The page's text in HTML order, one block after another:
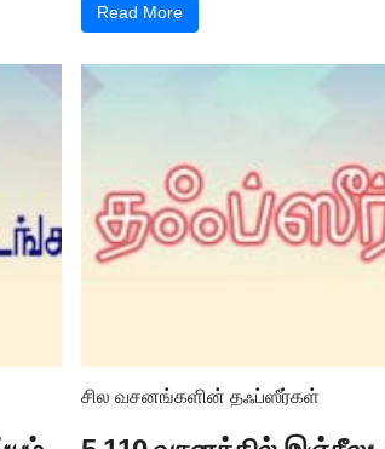
Read More
சில வசனங்களின் தஃப்ஸீர்கள்